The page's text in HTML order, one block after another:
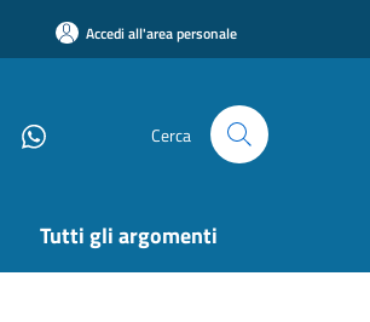
Accedi all'area personale
Cerca
Tutti gli argomenti